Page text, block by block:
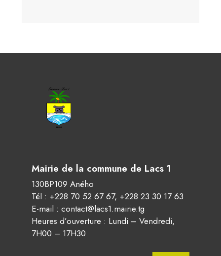
Mairie de la commune de Lacs 1
130BP109 Aného
Tél : +228 70 52 67 67, +228 23 30 17 63
E-mail : contact@lacs1.mairie.tg
Heures d’ouverture : Lundi – Vendredi,
7H00 – 17H30